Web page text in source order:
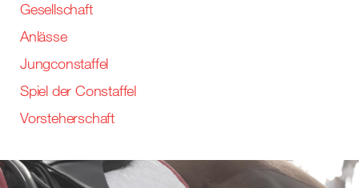
Gesellschaft
Anlässe
Jungconstaffel
Spiel der Constaffel
Vorsteherschaft